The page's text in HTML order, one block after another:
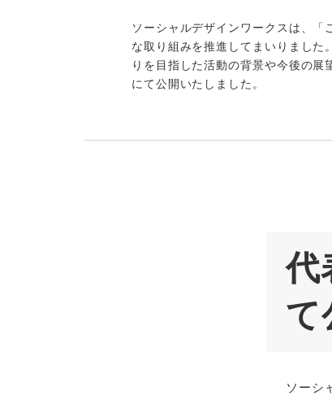
ソーシャルデザインワークスは、「
な取り組みを推進してまいりました
りを目指した活動の背景や今後の
にて公開いたしました。
代
て
ソーシ